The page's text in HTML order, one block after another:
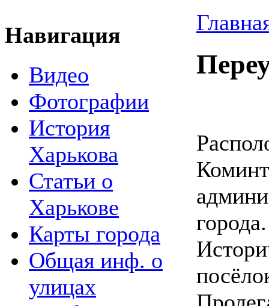
Навигация
Видео
Фотографии
История
Харькова
Статьи о
Харькове
Карты города
Общая инф. о
улицах
города.